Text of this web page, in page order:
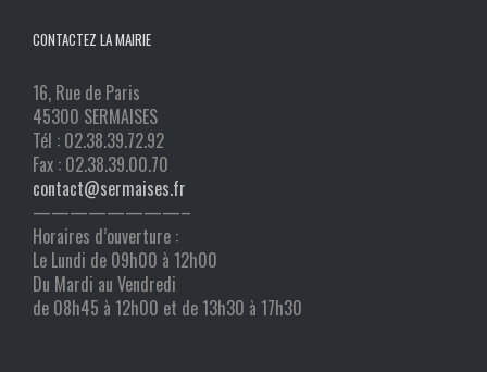
CONTACTEZ LA MAIRIE
16, Rue de Paris
45300 SERMAISES
Tél : 02.38.39.72.92
Fax : 02.38.39.00.70
contact@sermaises.fr
————————–
Horaires d’ouverture :
Le Lundi de 09h00 à 12h00
Du Mardi au Vendredi
de 08h45 à 12h00 et de 13h30 à 17h30